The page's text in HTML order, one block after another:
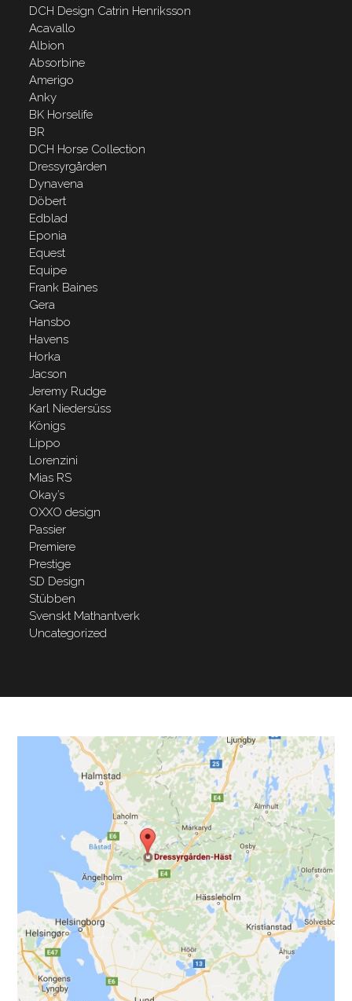
DCH Design Catrin Henriksson
Acavallo
Albion
Absorbine
Amerigo
Anky
BK Horselife
BR
DCH Horse Collection
Dressyrgården
Dynavena
Döbert
Edblad
Eponia
Equest
Equipe
Frank Baines
Gera
Hansbo
Havens
Horka
Jacson
Jeremy Rudge
Karl Niedersüss
Königs
Lippo
Lorenzini
Mias RS
Okay’s
OXXO design
Passier
Premiere
Prestige
SD Design
Stübben
Svenskt Mathantverk
Uncategorized